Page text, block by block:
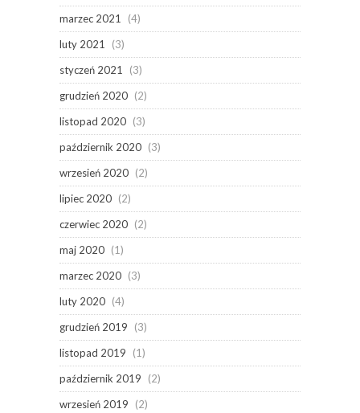
marzec 2021
(4)
luty 2021
(3)
styczeń 2021
(3)
grudzień 2020 (2)
listopad 2020 (3)
październik 2020 (3)
wrzesień 2020 (2)
lipiec 2020 (2)
czerwiec 2020 (2)
maj 2020 (1)
marzec 2020 (3)
luty 2020 (4)
grudzień 2019
(3)
listopad 2019
(1)
październik 2019
(2)
wrzesień 2019
(2)